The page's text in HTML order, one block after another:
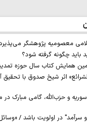
معصومیه پژوهشگر
باید چگونه گرفته شود؟
همایش کتاب سال حوزه
اثر شیخ صدوق با تحقیق
و حزب‌الله، گامی مبارک
در اولویت باشد /